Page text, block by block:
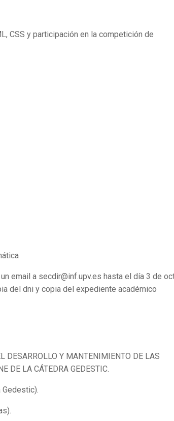
CSS y participación en la competición de
email a secdir@inf.upv.es hasta el día 3 de
del dni y copia del expediente académico
DESARROLLO Y MANTENIMIENTO DE LAS
DE LA CÁTEDRA GEDESTIC.